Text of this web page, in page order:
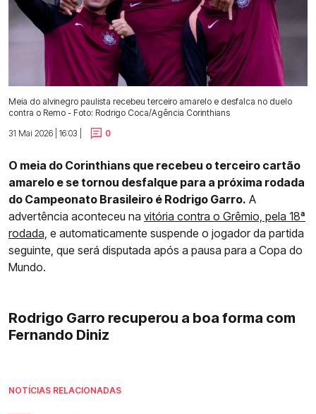
Meia do alvinegro paulista recebeu terceiro amarelo e desfalca no duelo
contra o Remo - Foto: Rodrigo Coca/Agência Corinthians
31 Mai 2026 | 16:03 |
0
O meia do Corinthians que recebeu o terceiro cartão
amarelo e se tornou desfalque para a próxima rodada
do Campeonato Brasileiro é Rodrigo Garro. A
advertência aconteceu na vitória contra o Grêmio, pela 18ª
rodada, e automaticamente suspende o jogador da partida
seguinte, que será disputada após a pausa para a Copa do
Mundo.
Rodrigo Garro recuperou a boa forma com
Fernando Diniz
NOTÍCIAS RELACIONADAS